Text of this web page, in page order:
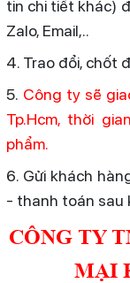
tin chi tiết khác)
Zalo, Email,..
4. Trao đổi, chốt
5. Công ty sẽ
Tp.Hcm, thời
phẩm.
6. Gửi khách
- thanh toán sau
CÔNG TY
MẠI